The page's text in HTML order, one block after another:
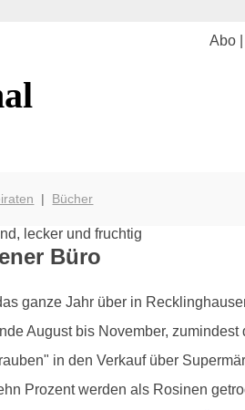
Abo
| Bücher
Büro
ganze Jahr über in
August bis November, zumindest
in den Verkauf über
Prozent werden als Rosinen